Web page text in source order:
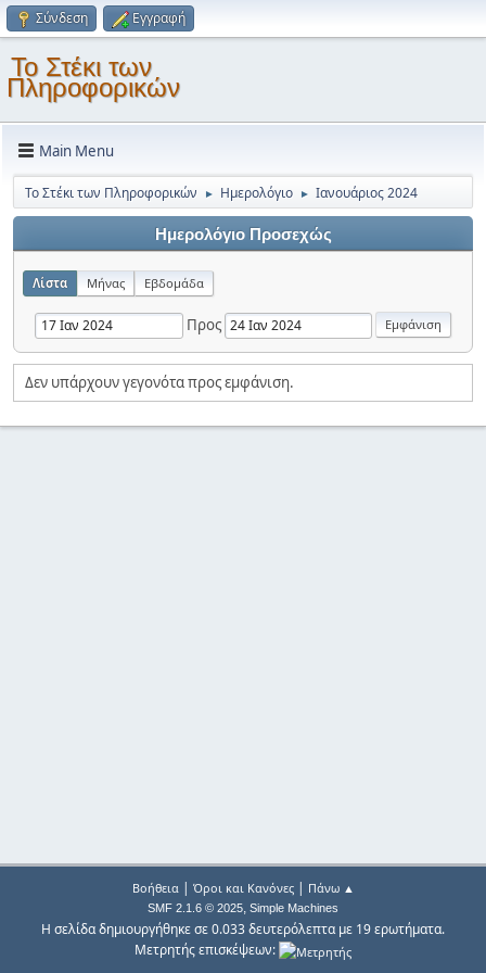
Σύνδεση Εγγραφή
Το Στέκι των
Πληροφορικών
Main Menu
Το Στέκι των Πληροφορικών ► Ημερολόγιο ► Ιανουάριος 2024
Ημερολόγιο Προσεχώς
Λίστα Μήνας Εβδομάδα
Προς
Δεν υπάρχουν γεγονότα προς εμφάνιση.
Βοήθεια| Όροι και Κανόνες| Πάνω ▲
SMF 2.1.6 © 2025, Simple Machines
Η σελίδα δημιουργήθηκε σε 0.033 δευτερόλεπτα με 19 ερωτήματα.
Μετρητής επισκέψεων: